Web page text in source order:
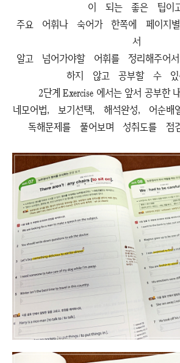
이 되는 좋은 팁이
주요 어휘나 숙어가 한쪽에 페이지
서
알고 넘어가야할 어휘를 정리해주어
하지 않고 공부할 수 있
2단계 Exercise 에서는 앞서 공부한
네모어법, 보기선택, 해석완성, 어순
독해문제를 풀어보며 성취도를 점